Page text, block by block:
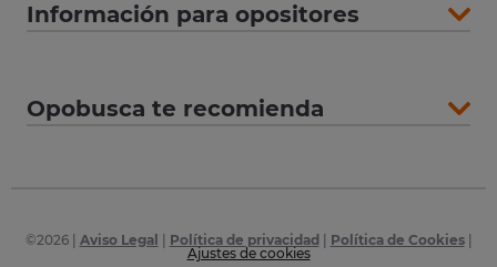
Información para opositores
Opobusca te recomienda
©2026| Aviso Legal Política de privacidad Política de Cookies|
Ajustes de cookies